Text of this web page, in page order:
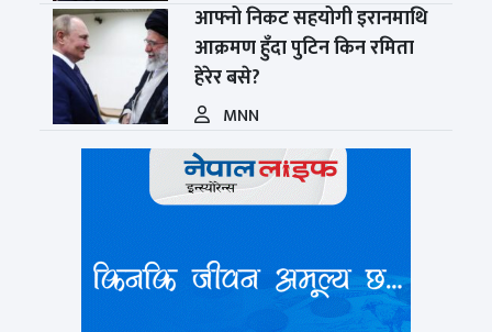
आफ्नो निकट सहयोगी इरानमाथि
आक्रमण हुँदा पुटिन किन रमिता
हेरेर बसे?
MNN